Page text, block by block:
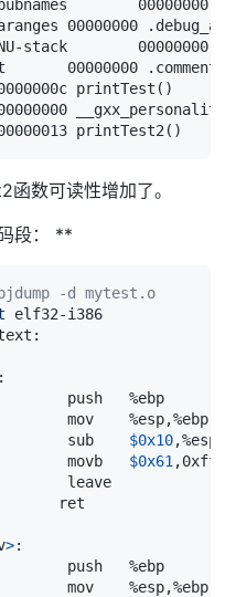
printTest ( )
printTest2 ( )
数可读性增加了。
段： **
-d mytest.o
sub
$0x10
movb
$0x61
>